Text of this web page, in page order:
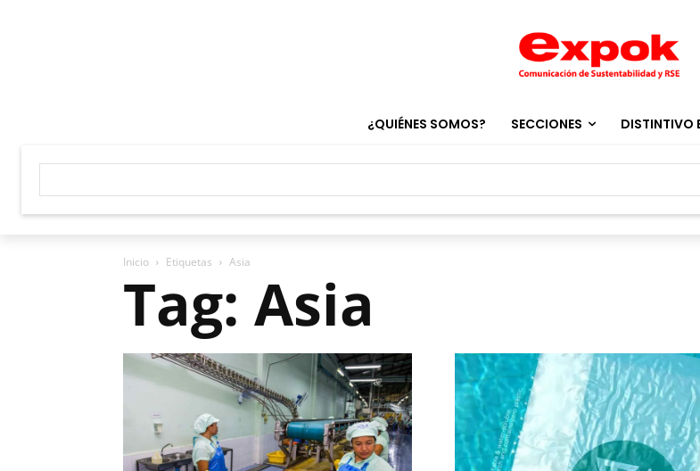
¿QUIÉNES SOMOS? SECCIONES DISTINTIVO
Inicio Etiquetas Asia
Tag: Asia